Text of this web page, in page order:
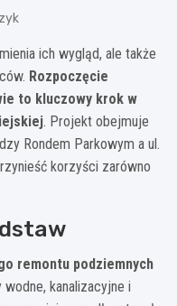
ich wygląd, ale także
Rozpoczęcie
to kluczowy krok w
. Projekt obejmuje
Rondem Parkowym a ul.
korzyści zarówno
remontu podziemnych
kanalizacyjne i